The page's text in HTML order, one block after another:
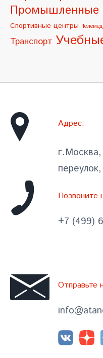
Промышленные
Спортивные центры
Транспорт
Адрес:
Позвоните
+7 (499)
Отправьте